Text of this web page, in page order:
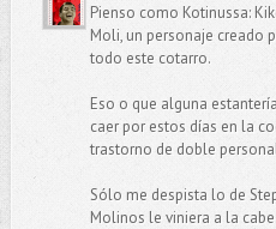
Pienso como Kotinussa:
Moli, un personaje creado
todo este cotarro.
Eso o que alguna
caer por estos días en la
trastorno de doble
Sólo me despista lo de
Molinos le viniera a la